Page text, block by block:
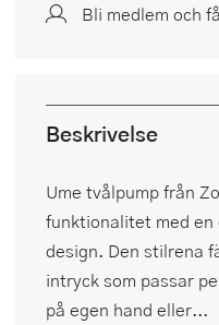
Bli medlem och
Beskrivelse
Ume tvålpump från
funktionalitet med
design. Den stilrena
intryck som passar
på egen hand eller...